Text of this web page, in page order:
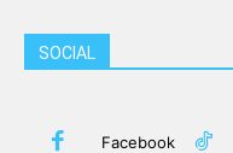
SOCIAL
Facebook